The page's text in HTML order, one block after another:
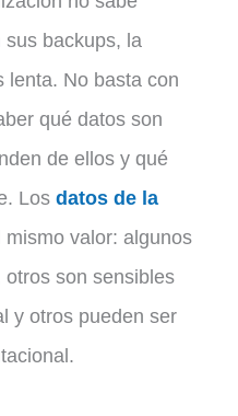
backups, la
lenta. No basta con
qué datos son
de ellos y qué
Los datos de la
valor: algunos
son sensibles
y otros pueden ser